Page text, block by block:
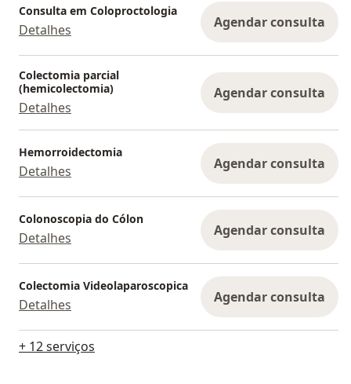
Consulta em Coloproctologia
Detalhes Agendar consulta
Colectomia parcial
(hemicolectomia)
Detalhes
Agendar consulta
Hemorroidectomia
Detalhes Agendar consulta
Colonoscopia do Cólon
Detalhes Agendar consulta
Colectomia Videolaparoscopica
Detalhes Agendar consulta
+ 12 serviços